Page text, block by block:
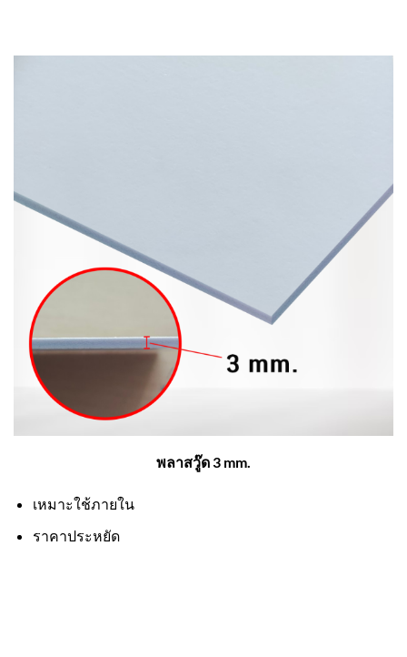
พลาสวู๊ด 3 mm.
เหมาะใช้ภายใน
ราคาประหยัด